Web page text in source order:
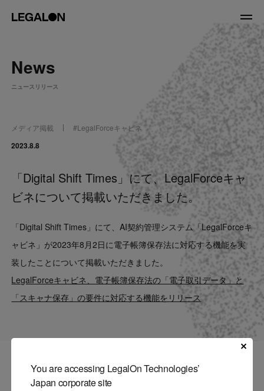
About
役員紹介
Service
News
LegalOn Now
Contact
You are accessing LegalOn Technologies’
Japan corporate site
News
ニュースリリース
メディア掲載 #LegalForceキャビネ
2023.8.8
「Digital Shift Times」にて、LegalForceキャ
ビネについて掲載いただきました。
「Digital Shift Times」にて、AI契約管理システム「LegalForceキ
ャビネ」が2023年8⽉2日に電⼦帳簿保存法に対応する機能を実
装したことについて掲載いただきました。
LegalForceキャビネ、電子帳簿保存法の「電子取引データ」と
「スキャナ保存」の要件に対応する機能をリリース
関連記事